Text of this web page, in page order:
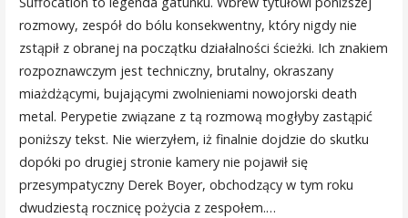
rozmowy, zespół do bólu konsekwentny, który nigdy nie
zstąpił z obranej na początku działalności ścieżki. Ich znakiem
rozpoznawczym jest techniczny, brutalny, okraszany
miażdżącymi, bujającymi zwolnieniami nowojorski death
metal. Perypetie związane z tą rozmową mogłyby zastąpić
poniższy tekst. Nie wierzyłem, iż finalnie dojdzie do skutku
dopóki po drugiej stronie kamery nie pojawił się
przesympatyczny Derek Boyer, obchodzący w tym roku
dwudziestą rocznicę pożycia z zespołem.…